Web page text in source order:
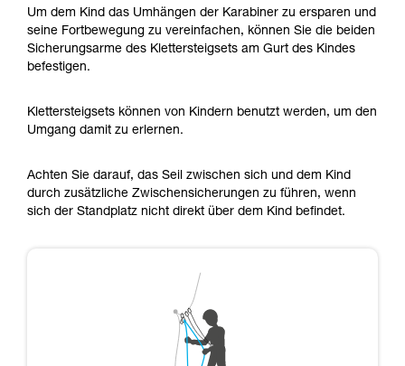
Um dem Kind das Umhängen der Karabiner zu ersparen und
seine Fortbewegung zu vereinfachen, können Sie die beiden
Sicherungsarme des Klettersteigsets am Gurt des Kindes
befestigen.
Klettersteigsets können von Kindern benutzt werden, um den
Umgang damit zu erlernen.
Achten Sie darauf, das Seil zwischen sich und dem Kind
durch zusätzliche Zwischensicherungen zu führen, wenn
sich der Standplatz nicht direkt über dem Kind befindet.